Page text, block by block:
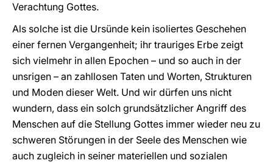
Verachtung Gottes.
Als solche ist die Ursünde kein isoliertes Geschehen
einer fernen Vergangenheit; ihr trauriges Erbe zeigt
sich vielmehr in allen Epochen – und so auch in der
unsrigen – an zahllosen Taten und Worten, Strukturen
und Moden dieser Welt. Und wir dürfen uns nicht
wundern, dass ein solch grundsätzlicher Angriff des
Menschen auf die Stellung Gottes immer wieder neu zu
schweren Störungen in der Seele des Menschen wie
auch zugleich in seiner materiellen und sozialen